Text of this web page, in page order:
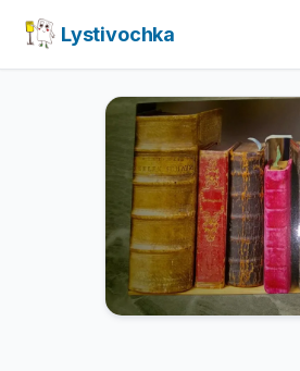
Lystivochka